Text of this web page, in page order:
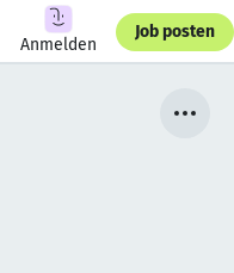
Anmelden
Job posten